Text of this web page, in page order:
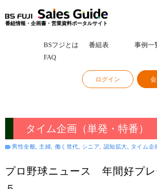
番組情報・企画書・営業資料ポータルサイト
BSフジとは 番組表 事例一
FAQ
ログイン
タイム企画（単発・特番）
男性全般, 主婦, 働く世代, シニア, 認知拡大, タイム企
プロ野球ニュース 年間好プレ